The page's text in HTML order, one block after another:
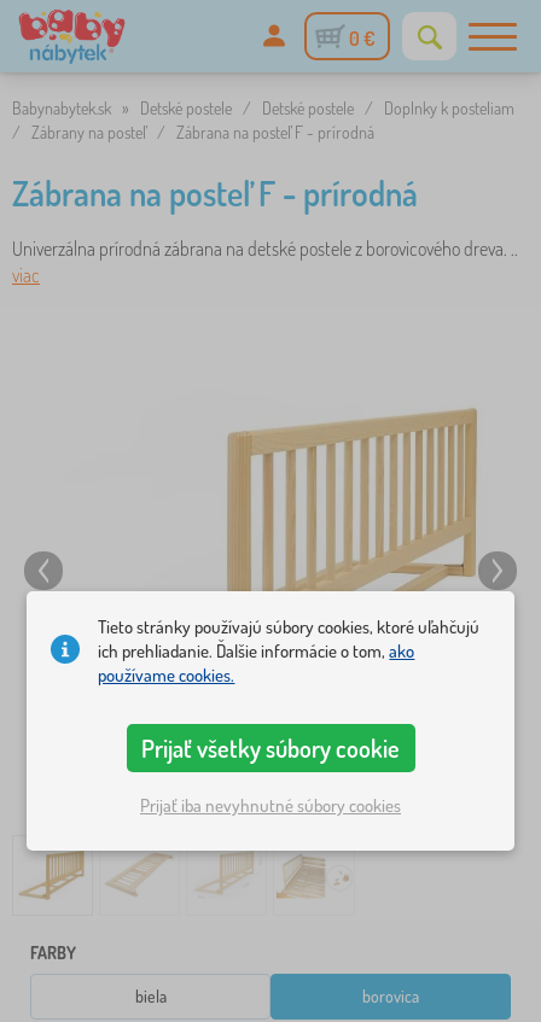
0 €
Babynabytek.sk » Detské postele / Detské postele /
Doplnky k posteliam
/ Zábrany na posteľ / Zábrana na posteľ F - prírodná
Zábrana na posteľ F - prírodná
Univerzálna prírodná zábrana na detské postele z borovicového dreva. ..
viac
FARBY
biela borovica
Tieto stránky používajú súbory cookies, ktoré uľahčujú
ich prehliadanie. Ďalšie informácie o tom,ako
používame cookies.
Prijať všetky súbory cookie
Prijať iba nevyhnutné súbory cookies